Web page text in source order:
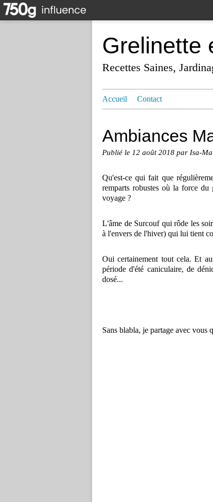
Grelinette
Recettes Saines,
Accueil Contact
Ambiances
Publié le 12 août 2018 par Isa-
Qu'est-ce qui fait que
remparts robustes où la force
voyage ?
L'âme de Surcouf qui rôde les
à l'envers de l'hiver) qui lui tient
Oui certainement tout cela. Et
période d'été caniculaire, de
dosé...
Sans blabla, je partage avec vous